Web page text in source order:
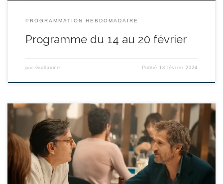
PROGRAMMATION HEBDOMADAIRE
Programme du 14 au 20 février
par Guillaume Publié 13 février 2024
réalisé par Yvan Attal - avec Yvan Attal, Maïwenn, Guillaume
Canet durée : 1h25’ Mathieu doit tout à son ami Vincent : sa
maison, son travail, et même de lui avoir sauvé la vie il y a dix ans.
Ils forment, avec leurs compagnes, un quatuor inséparable, et